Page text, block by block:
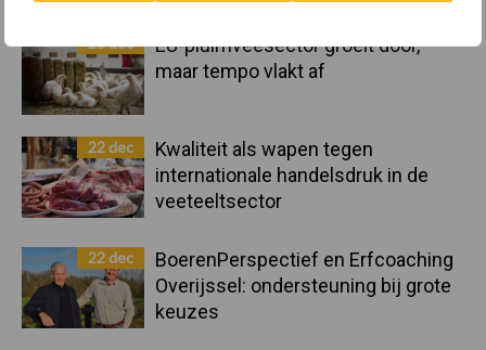
23 dec
EU-pluimveesector groeit door,
maar tempo vlakt af
22 dec
Kwaliteit als wapen tegen
internationale handelsdruk in de
veeteeltsector
22 dec
BoerenPerspectief en Erfcoaching
Overijssel: ondersteuning bij grote
keuzes